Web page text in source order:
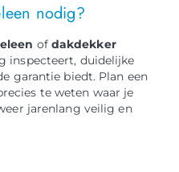
nodig?
of dakdekker
inspecteert, duidelijke
garantie biedt. Plan een
te weten waar je
jarenlang veilig en